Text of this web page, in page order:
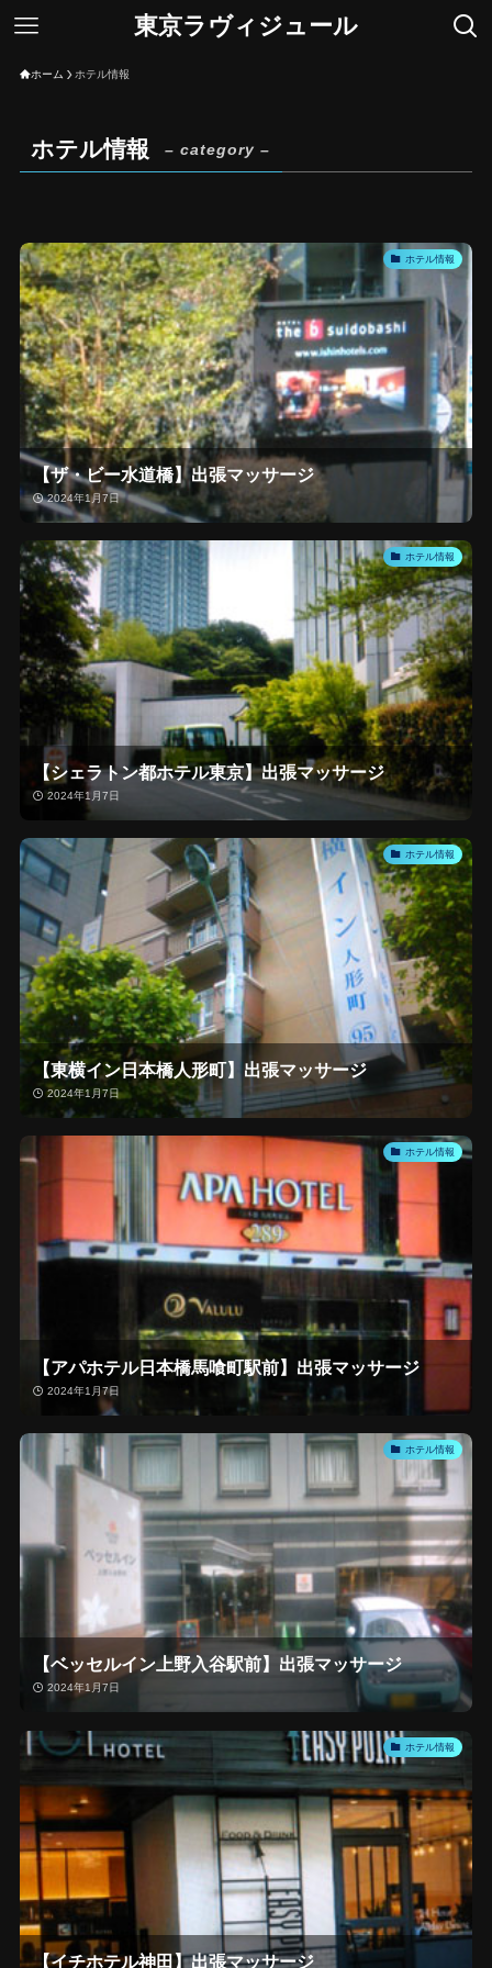
東京ラヴィジュール
ホーム ホテル情報
ホテル情報 – category –
ホテル情報
【ザ・ビー水道橋】出張マッサージ
2024年1月7日
ホテル情報
【シェラトン都ホテル東京】出張マッサージ
2024年1月7日
ホテル情報
【東横イン日本橋人形町】出張マッサージ
2024年1月7日
ホテル情報
【アパホテル日本橋馬喰町駅前】出張マッサージ
2024年1月7日
ホテル情報
【ベッセルイン上野入谷駅前】出張マッサージ
2024年1月7日
ホテル情報
【イチホテル神田】出張マッサージ